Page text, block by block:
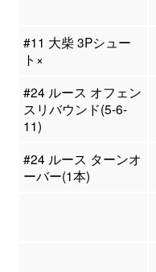
#11 大柴 3Pシュー
ト×
#24 ルース オフェン
スリバウンド(5-6-
11)
#24 ルース ターンオ
ーバー(1本)